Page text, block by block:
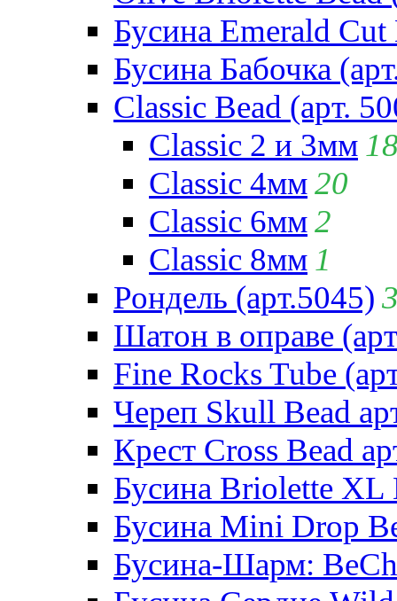
Бусина Emerald Cut
Бусина Бабочка
Classic Bead (арт.
Classic 2 и 3мм
Classic 4мм20
Classic 6мм2
Classic 8мм 1
Рондель (арт.5045)
Шатон в оправе
Fine Rocks Tube
Череп Skull Bead
Крест Cross Bead
Бусина Briolette XL
Бусина Mini Drop
Бусина-Шарм: